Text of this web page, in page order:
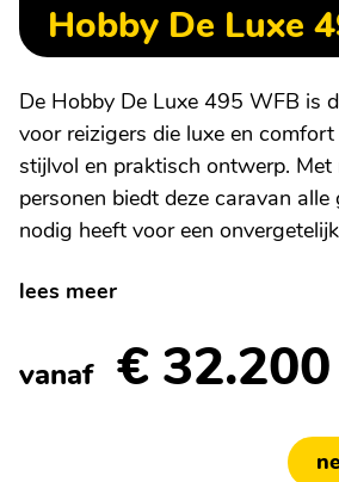
Hobby De Luxe
De Hobby De Luxe 495 WFB is
voor reizigers die luxe en comfort
stijlvol en praktisch ontwerp. Met
personen biedt deze caravan alle
nodig heeft voor een
lees meer
vanaf € 32.200